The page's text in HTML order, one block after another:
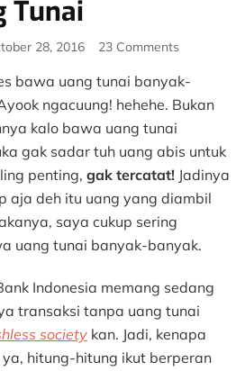
Tunai
28, 2016 23 Comments
Tips
Ala
Hidup
Tanpa
Uang
bawa uang tunai banyak-
ngacuung! hehehe. Bukan
kalo bawa uang tunai
gak sadar tuh uang abis untuk
penting, gak tercatat! Jadinya
aja deh itu uang yang diambil
saya cukup sering
uang tunai banyak-banyak.
Indonesia memang sedang
transaksi tanpa uang tunai
society kan. Jadi, kenapa
hitung-hitung ikut berperan